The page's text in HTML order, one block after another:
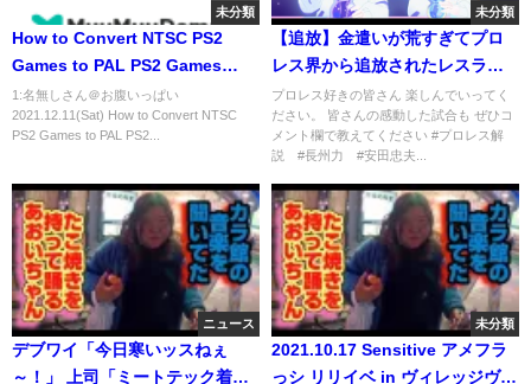
未分類
How to Convert NTSC PS2
Games to PAL PS2 Games
Tutorial Guide
1:名無しさん＠お腹いっぱい
2021.12.11(Sat) How to Convert NTSC
PS2 Games to PAL PS2...
未分類
【追放】金遣いが荒すぎてプロ
レス界から追放されたレスラー4
選【プロレス】
プロレス好きの皆さん 楽しんでいってく
ださい。 皆さんの感動した試合も ぜひコ
メント欄で教えてください #プロレス解
説 #長州力 #安田忠夫...
ニュース
デブワイ「今日寒いッスねぇ
～！」 上司「ミートテック着て
未分類
2021.10.17 Sensitive アメフラ
っシ リリイベ in ヴィレッジヴァ